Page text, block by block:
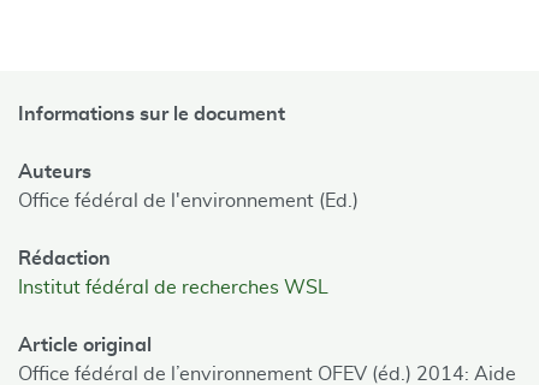
Informations sur le document
Auteurs
Office fédéral de l'environnement (Ed.)
Rédaction
Institut fédéral de recherches WSL
Article original
Office fédéral de l’environnement OFEV (éd.) 2014: Aide